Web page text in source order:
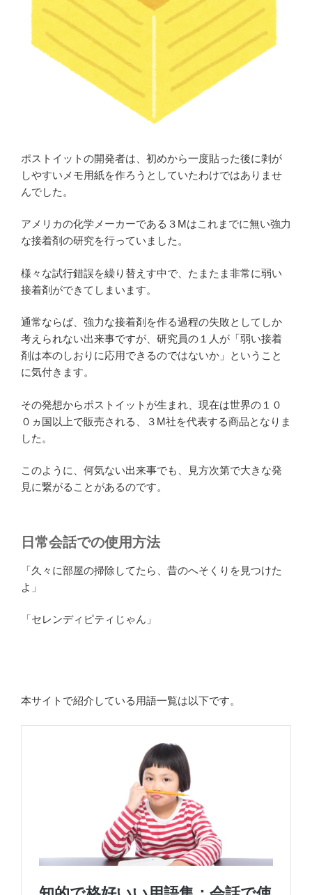
ポストイットの開発者は、初めから一度貼った後に剥が
しやすいメモ用紙を作ろうとしていたわけではありませ
んでした。
アメリカの化学メーカーである３Mはこれまでに無い強力
な接着剤の研究を行っていました。
様々な試行錯誤を繰り替えす中で、たまたま非常に弱い
接着剤ができてしまいます。
通常ならば、強力な接着剤を作る過程の失敗としてしか
考えられない出来事ですが、研究員の１人が「弱い接着
剤は本のしおりに応用できるのではないか」ということ
に気付きます。
その発想からポストイットが生まれ、現在は世界の１０
０ヵ国以上で販売される、３M社を代表する商品となりま
した。
このように、何気ない出来事でも、見方次第で大きな発
見に繋がることがあるのです。
日常会話での使用方法
「久々に部屋の掃除してたら、昔のへそくりを見つけた
よ」
「セレンディピティじゃん」
本サイトで紹介している用語一覧は以下です。